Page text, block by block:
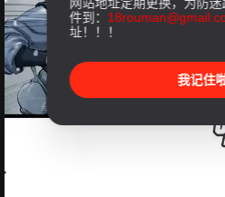
件到：
址！！！
我记住